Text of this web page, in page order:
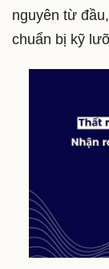
nguyên từ
chuẩn bị kỹ